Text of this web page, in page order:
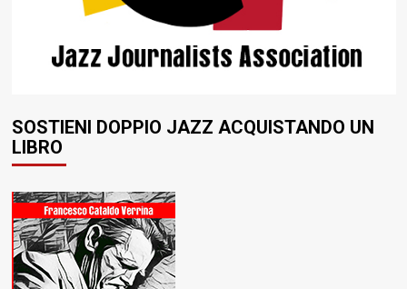
SOSTIENI DOPPIO JAZZ ACQUISTANDO UN
LIBRO